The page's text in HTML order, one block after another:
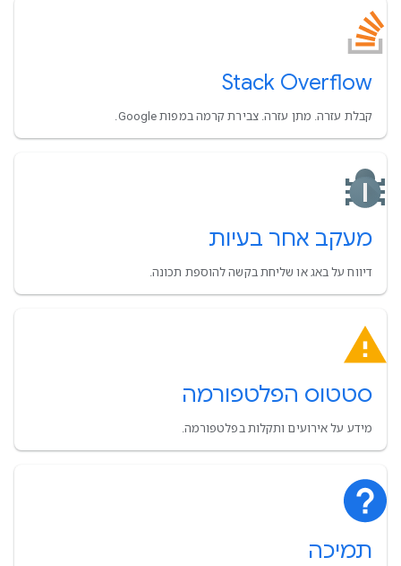
Stack Overflow
קבלת עזרה. מתן עזרה. צבירת קרמה במפות Google.
מעקב אחר בעיות
דיווח על באג או שליחת בקשה להוספת תכונה.
סטטוס הפלטפורמה
מידע על אירועים ותקלות בפלטפורמה.
תמיכה